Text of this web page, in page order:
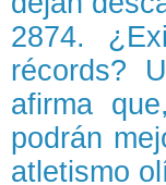
2874.
récords?
afirma
podrán
atletismo